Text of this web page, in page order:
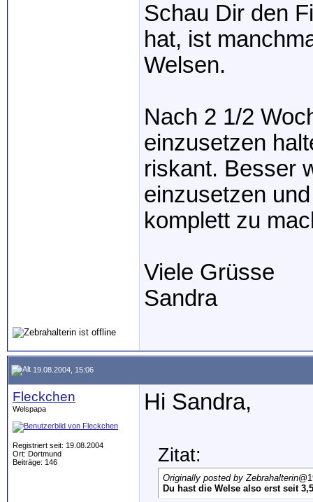
Schau Dir den
hat, ist
Welsen.
Nach 2 1/2
einzusetzen
riskant. Besser
einzusetzen
komplett zu
Viele Grüsse
Sandra
19.08.2004, 15:06
Fleckchen
Welspapa
Registriert seit: 19.08.2004
Ort: Dortmund
Beiträge: 146
Hi Sandra,
Zitat:
Originally posted by Zebrahalterin
Du hast die Welse also erst seit